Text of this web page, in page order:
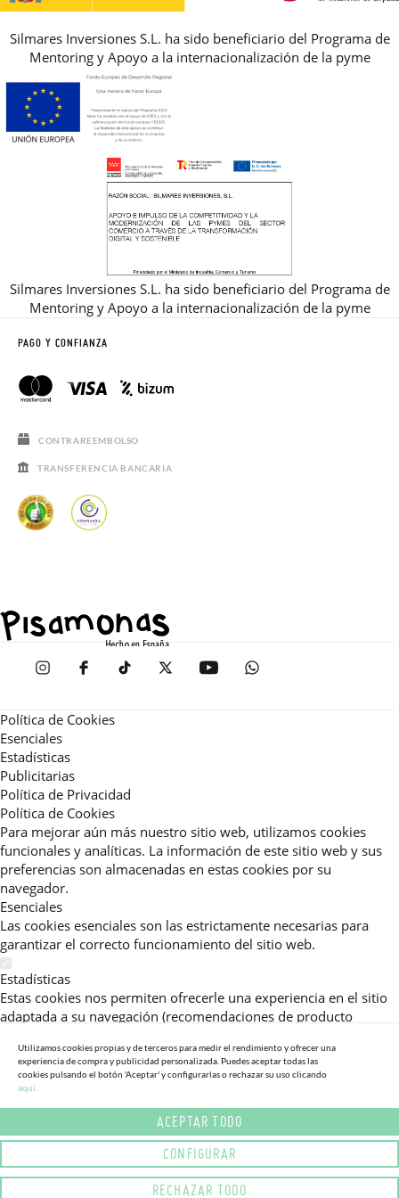
Silmares Inversiones S.L. ha sido beneficiario del Programa de
Mentoring y Apoyo a la internacionalización de la pyme
Silmares Inversiones S.L. ha sido beneficiario del Programa de
Mentoring y Apoyo a la internacionalización de la pyme
PAGO Y CONFIANZA
CONTRAREEMBOLSO
TRANSFERENCIA BANCARIA
Política de Cookies
Esenciales
Estadísticas
Publicitarias
Política de Privacidad
Política de Cookies
Para mejorar aún más nuestro sitio web, utilizamos cookies
funcionales y analíticas. La información de este sitio web y sus
preferencias son almacenadas en estas cookies por su
navegador.
Esenciales
Las cookies esenciales son las estrictamente necesarias para
garantizar el correcto funcionamiento del sitio web.
Estadísticas
Estas cookies nos permiten ofrecerle una experiencia en el sitio
adaptada a su navegación (recomendaciones de producto
consultadas, etc).Al activar esta cookie, nos ayuda a mejorar aún
más su experiencia.
Publicitarias
Estas cookies permiten a nuestros socios publicitarios enviarle
mensajes específicos y personalizados.
Política de Privacidad
Utilizamos cookies propias y de terceros para medir el rendimiento y ofrecer una
experiencia de compra y publicidad personalizada. Puedes aceptar todas las
cookies pulsando el botón 'Aceptar' y configurarlas o rechazar su uso clicando
aqui.
ACEPTAR TODO
CONFIGURAR
RECHAZAR TODO